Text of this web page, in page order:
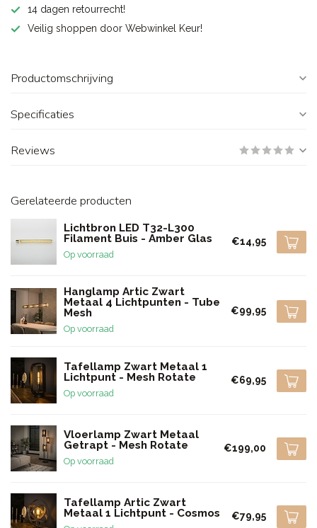
14 dagen retourrecht!
Veilig shoppen door Webwinkel Keur!
Productomschrijving
Specificaties
Reviews
Gerelateerde producten
Lichtbron LED T32-L300
Filament Buis - Amber Glas
Op voorraad
€14,95
Hanglamp Artic Zwart
Metaal 4 Lichtpunten - Tube
Mesh
Op voorraad
€99,95
Tafellamp Zwart Metaal 1
Lichtpunt - Mesh Rotate
Op voorraad
€69,95
Vloerlamp Zwart Metaal
Getrapt - Mesh Rotate
Op voorraad
€199,00
Tafellamp Artic Zwart
Metaal 1 Lichtpunt - Cosmos
€79,95